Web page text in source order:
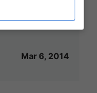
Mar 6, 2014